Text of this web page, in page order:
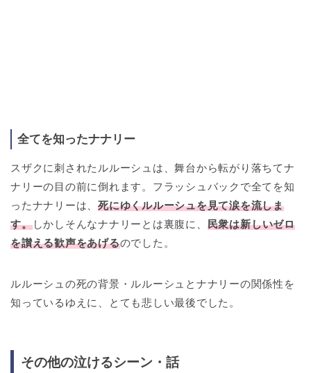
全てを知ったナナリー
スザクに刺されたルルーシュは、舞台から転がり落ちてナ
ナリーの目の前に倒れます。フラッシュバックで全てを知
ったナナリーは、死にゆくルルーシュを見て涙を流しま
す。しかしそんなナナリーとは裏腹に、 民衆は新しいゼロ
を讃える歓声をあげるのでした。
ルルーシュの死の背景・ルルーシュとナナリーの関係性を
知っているゆえに、とても悲しい最後でした。
その他の泣けるシーン・話